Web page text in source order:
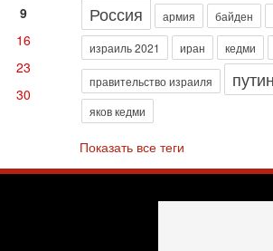
9
16
23
30
Россия армия байден
израиль 2021 иран кедми
правительство израиля путин
яков кедми
Показать все теги